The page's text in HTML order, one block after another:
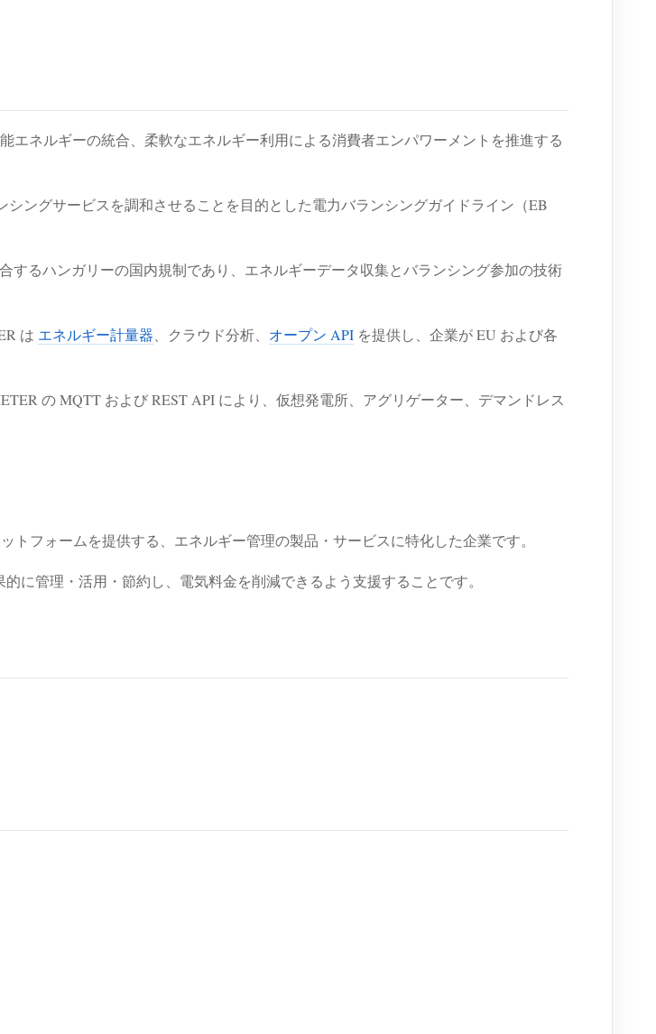
エネルギーの統合、柔軟なエネルギー利用による消費者エンパワーメントを推進する
シングサービスを調和させることを目的とした電力バランシングガイドライン（EB
するハンガリーの国内規制であり、エネルギーデータ収集とバランシング参加の技術
は エネルギー計量器、クラウド分析、 オープン API を提供し、企業が EU および各
の MQTT および REST API により、仮想発電所、アグリゲーター、デマンドレス
フォームを提供する、エネルギー管理の製品・サービスに特化した企業です。
に管理・活用・節約し、電気料金を削減できるよう支援することです。